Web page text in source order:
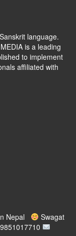
language.
is a leading
to implement
affiliated with
Nepal
Swagat